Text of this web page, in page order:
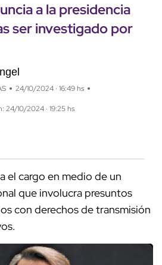
a la presidencia
ser investigado por
24/10/2024 · 16:49 hs
24/10/2024 · 19:25 hs
el cargo en medio de un
que involucra presuntos
con derechos de transmisión